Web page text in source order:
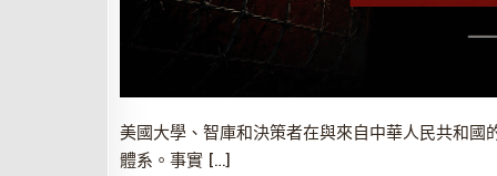
美國大學、智庫和決策者在與來自中華人民共和
體系。事實 […]